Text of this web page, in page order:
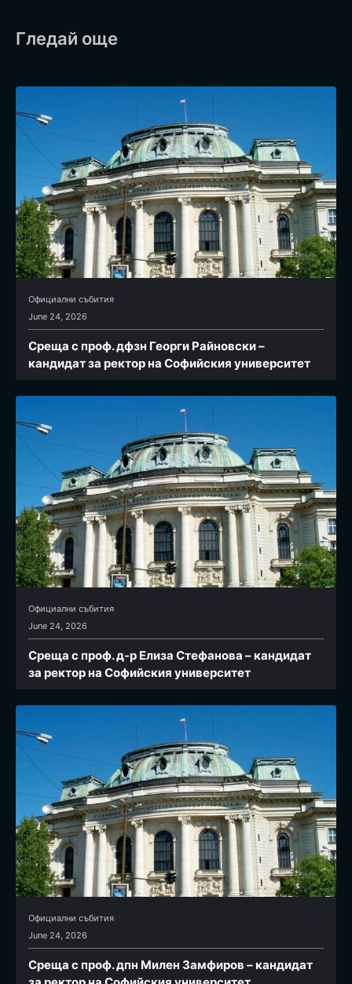
Гледай още
Официални събития
June 24, 2026
Среща с проф. дфзн Георги Райновски –
кандидат за ректор на Софийския университет
Официални събития
June 24, 2026
Среща с проф. д-р Елиза Стефанова – кандидат
за ректор на Софийския университет
Официални събития
June 24, 2026
Среща с проф. дпн Милен Замфиров – кандидат